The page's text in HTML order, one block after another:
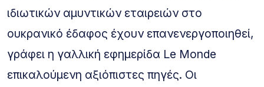
ιδιωτικών αμυντικών εταιρειών στο
ουκρανικό έδαφος έχουν επανενεργοποιηθεί,
γράφει η γαλλική εφημερίδα Le Monde
επικαλούμενη αξιόπιστες πηγές. Οι